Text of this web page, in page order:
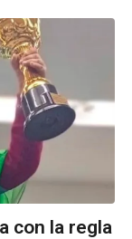
con la regla